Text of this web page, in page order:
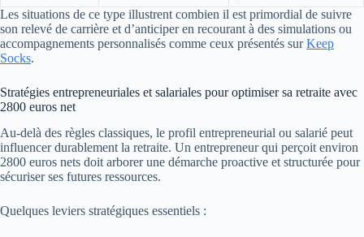
Les situations de ce type illustrent combien il est primordial de suivre
son relevé de carrière et d’anticiper en recourant à des simulations ou
accompagnements personnalisés comme ceux présentés surKeep
Socks.
Stratégies entrepreneuriales et salariales pour optimiser sa retraite avec
2800 euros net
Au-delà des règles classiques, le profil entrepreneurial ou salarié peut
influencer durablement la retraite. Un entrepreneur qui perçoit environ
2800 euros nets doit arborer une démarche proactive et structurée pour
sécuriser ses futures ressources.
Quelques leviers stratégiques essentiels :